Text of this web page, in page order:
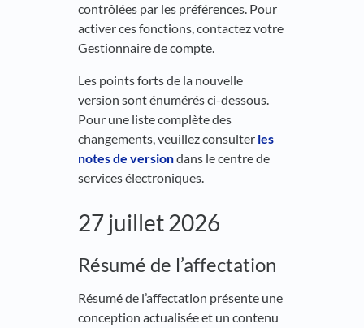
contrôlées par les préférences. Pour
activer ces fonctions, contactez votre
Gestionnaire de compte.
Les points forts de la nouvelle
version sont énumérés ci-dessous.
Pour une liste complète des
changements, veuillez consulter les
notes de versiondans le centre de
services électroniques.
27 juillet 2026
Résumé de l’affectation
Résumé de l’affectation présente une
conception actualisée et un contenu